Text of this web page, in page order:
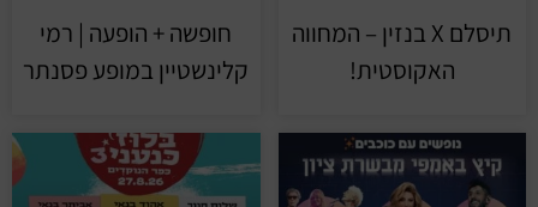
תיסלם X בנזין – המחווה
האקוסטית!
חופשה + הופעה | רמי
קלינשטיין במופע פסנתר